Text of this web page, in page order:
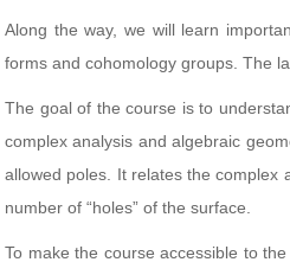
Along the way, we will learn
forms and cohomology groups. The
The goal of the course is to
complex analysis and algebraic
allowed poles. It relates the complex
number of “holes” of the surface.
To make the course accessible to